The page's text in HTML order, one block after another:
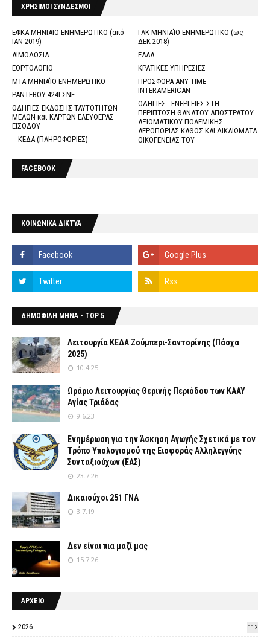
ΧΡΗΣΙΜΟΙ ΣΥΝΔΕΣΜΟΙ
ΕΦΚΑ ΜΗΝΙΑΙΟ ΕΝΗΜΕΡΩΤΙΚΟ (από
ΙΑΝ-2019)
ΓΛΚ ΜΗΝΙΑΊΟ ΕΝΗΜΕΡΩΤΙΚΟ (ως
ΔΕΚ-2018)
ΑΙΜΟΔΟΣΙΑ
ΕΑΑΑ
ΕΟΡΤΟΛΟΓΙΟ
ΚΡΑΤΙΚΕΣ ΥΠΗΡΕΣΙΕΣ
ΜΤΑ ΜΗΝΙΑΊΟ ΕΝΗΜΕΡΩΤΙΚΟ
ΠΡΟΣΦΟΡΑ ANY TIME
INTERAMERICAN
ΡΑΝΤΕΒΟΥ 424ΓΣΝΕ
ΟΔΗΓΙΕΣ - ΕΝΕΡΓΕΙΕΣ ΣΤΗ
ΠΕΡΙΠΤΩΣΗ ΘΑΝΑΤΟΥ ΑΠΟΣΤΡΑΤΟΥ
ΑΞΙΩΜΑΤΙΚΟΥ ΠΟΛΕΜΙΚΗΣ
ΑΕΡΟΠΟΡΙΑΣ ΚΑΘΩΣ ΚΑΙ ΔΙΚΑΙΩΜΑΤΑ
ΟΙΚΟΓΕΝΕΙΑΣ ΤΟΥ
ΟΔΗΓΙΕΣ ΕΚΔΟΣΗΣ ΤΑΥΤΟΤΗΤΩΝ
ΜΕΛΩΝ και ΚΑΡΤΩΝ ΕΛΕΥΘΕΡΑΣ
ΕΙΣΟΔΟΥ
ΚΕΔΑ (ΠΛΗΡΟΦΟΡΙΕΣ)
FACEBOOK
ΚΟΙΝΩΝΙΚΑ ΔΙΚΤΥΑ
ΔΗΜΟΦΙΛΗ ΜΗΝΑ - TOP 5
Λειτουργία ΚΕΔΑ Ζούμπερι-Σαντορίνης (Πάσχα
2025)
10.4.25
Ωράριο Λειτουργίας Θερινής Περιόδου των ΚΑΑΥ
Αγίας Τριάδας
9.6.23
Ενημέρωση για την Άσκηση Αγωγής Σχετικά με τον
Tρόπο Yπολογισμού της Εισφοράς Αλληλεγγύης
Συνταξιούχων (ΕΑΣ)
23.7.26
Δικαιούχοι 251 ΓΝΑ
3.7.19
Δεν είναι πια μαζί μας
15.7.26
ΑΡΧΕΙΟ
2026 112